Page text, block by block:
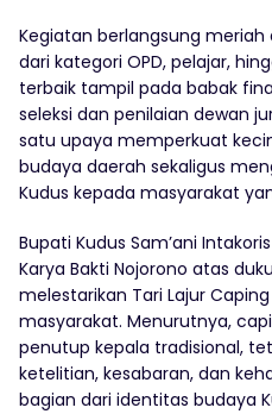
Kegiatan berlangsung
dari kategori OPD, pelajar,
terbaik tampil pada babak
seleksi dan penilaian dewan
satu upaya memperkuat
budaya daerah sekaligus
Kudus kepada masyarakat
Bupati Kudus Sam’ani
Karya Bakti Nojorono atas
melestarikan Tari Lajur
masyarakat. Menurutnya,
penutup kepala tradisional,
ketelitian, kesabaran, dan
bagian dari identitas budaya